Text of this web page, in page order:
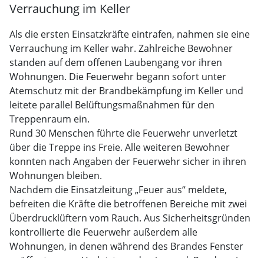
Verrauchung im Keller
Als die ersten Einsatzkräfte eintrafen, nahmen sie eine
Verrauchung im Keller wahr. Zahlreiche Bewohner
standen auf dem offenen Laubengang vor ihren
Wohnungen. Die Feuerwehr begann sofort unter
Atemschutz mit der Brandbekämpfung im Keller und
leitete parallel Belüftungsmaßnahmen für den
Treppenraum ein.
Rund 30 Menschen führte die Feuerwehr unverletzt
über die Treppe ins Freie. Alle weiteren Bewohner
konnten nach Angaben der Feuerwehr sicher in ihren
Wohnungen bleiben.
Nachdem die Einsatzleitung „Feuer aus“ meldete,
befreiten die Kräfte die betroffenen Bereiche mit zwei
Überdrucklüftern vom Rauch. Aus Sicherheitsgründen
kontrollierte die Feuerwehr außerdem alle
Wohnungen, in denen während des Brandes Fenster